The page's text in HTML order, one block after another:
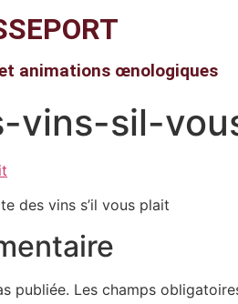
animations œnologiques
vins-sil-
des vins s’il vous plait
publiée. Les champs